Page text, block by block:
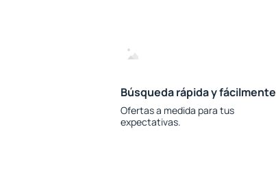
Búsqueda rápida y fácilmente
Ofertas a medida para tus
expectativas.